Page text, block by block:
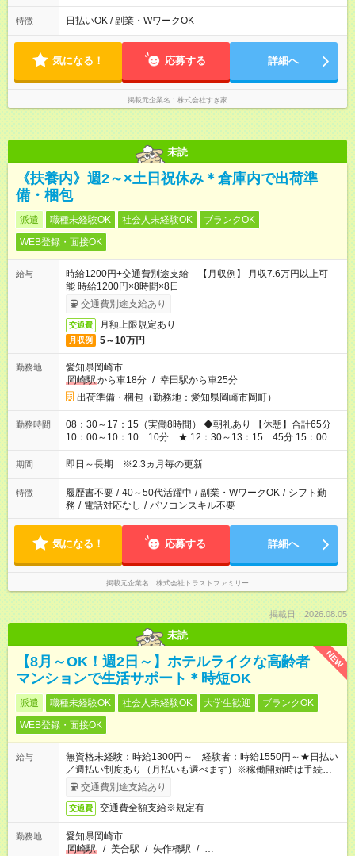
ます♪
特徴 日払いOK / 副業・WワークOK
気になる！ 応募する 詳細へ
掲載元企業名 株式会社すき家
未読
《扶養内》週2～×土日祝休み＊倉庫内で出荷準
備・梱包
派遣 職種未経験OK 社会人未経験OK
ブランクOK
WEB登録・面接OK
給与
時給1200円+交通費別途支給 【月収例】 月収7.6万円以上可
能 時給1200円×8時間×8日
交通費別途支給あり
交通費 月額上限規定あり
月収例 5～10万円
勤務地
愛知県岡崎市
岡崎駅から車18分 / 幸田駅から車25分
出荷準備・梱包（勤務地：愛知県岡崎市岡町）
勤務時間
08：30～17：15（実働8時間） ◆朝礼あり 【休憩】合計65分
10：00～10：10 10分 ★ 12：30～13：15 45分 15：00～
15：10 10分 ★ ★…給与の発生するサービス休憩となります
期間 即日～長期 ※2.3ヵ月毎の更新
特徴 履歴書不要 / 40～50代活躍中 / 副業・WワークOK / シフト勤
務 / 電話対応なし / パソコンスキル不要
気になる！ 応募する 詳細へ
掲載元企業名 株式会社トラストファミリー
掲載日：2026.08.05
未読
NEW
【8月～OK！週2日～】ホテルライクな高齢者
マンションで生活サポート＊時短OK
派遣 職種未経験OK 社会人未経験OK 大学生歓迎
ブランクOK
WEB登録・面接OK
給与
無資格未経験：時給1300円～ 経験者：時給1550円～★日払い
／週払い制度あり（月払いも選べます）※稼働開始時は手続き完
了次第のお支払いとなります。
交通費別途支給あり
交通費 交通費全額支給※規定有
勤務地
愛知県岡崎市
岡崎駅
/ 美合駅 / 矢作橋駅 / …